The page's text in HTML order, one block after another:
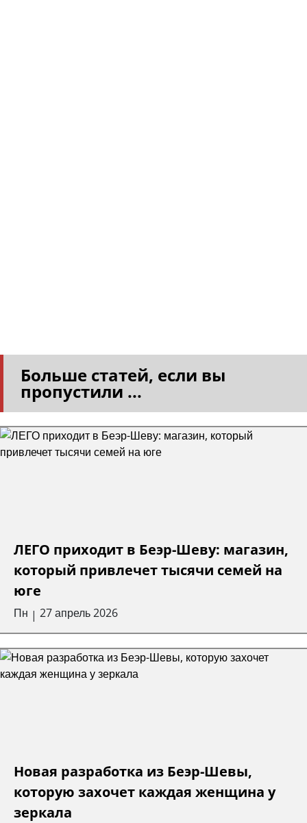
Больше статей, если вы
пропустили ...
ЛЕГО приходит в Беэр-Шеву: магазин,
который привлечет тысячи семей на
юге
Пн | 27 апрель 2026
Новая разработка из Беэр-Шевы,
которую захочет каждая женщина у
зеркала